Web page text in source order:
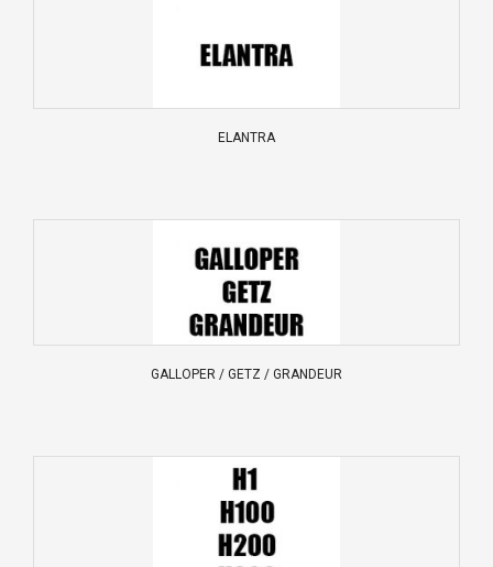
ELANTRA
GALLOPER / GETZ / GRANDEUR